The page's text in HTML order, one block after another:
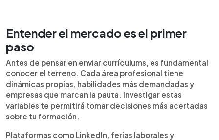
Entender el mercado es el primer
paso
Antes de pensar en enviar currículums, es fundamental
conocer el terreno. Cada área profesional tiene
dinámicas propias, habilidades más demandadas y
empresas que marcan la pauta. Investigar estas
variables te permitirá tomar decisiones más acertadas
sobre tu formación.
Plataformas como LinkedIn, ferias laborales y